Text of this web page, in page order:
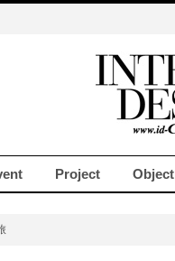
Project Object